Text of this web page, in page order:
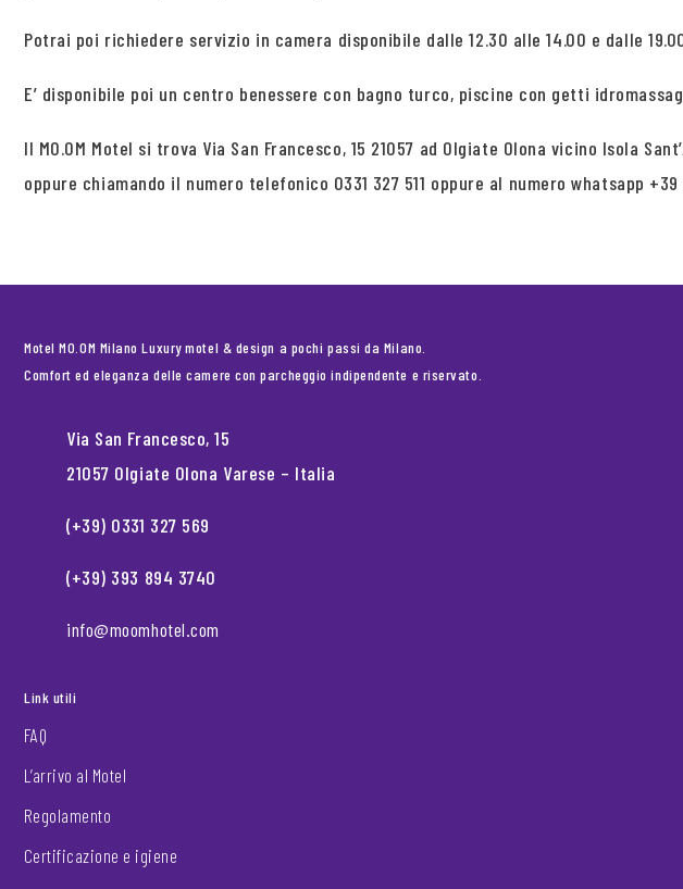
Potrai poi richiedere servizio in camera disponibile dalle 12.30 alle 14.00 e dalle
E’ disponibile poi un centro benessere con bagno turco, piscine con getti
Il MO.OM Motel si trova Via San Francesco, 15 21057 ad Olgiate Olona vicino Isola
oppure chiamando il numero telefonico 0331 327 511 oppure al numero whatsapp
Motel MO.OM Milano Luxury motel & design a pochi passi da Milano.
Comfort ed eleganza delle camere con parcheggio indipendente e riservato.
Via San Francesco, 15
21057 Olgiate Olona Varese – Italia
(+39) 0331 327 569
(+39) 393 894 3740
info@moomhotel.com
Link utili
FAQ
L’arrivo al Motel
Regolamento
Certificazione e igiene